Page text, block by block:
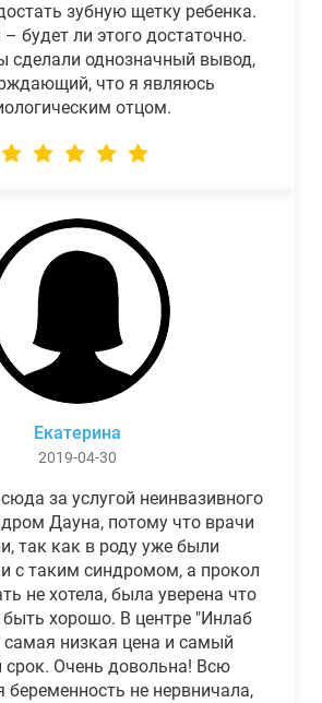
зубную щетку ребенка.
будет ли этого достаточно.
сделали однозначный вывод,
что я являюсь
отцом.
Екатерина
2019-04-30
за услугой неинвазивного
Дауна, потому что врачи
так как в роду уже были
с таким синдромом, а прокол
не хотела, была уверена что
хорошо. В центре "Инлаб
самая низкая цена и самый
срок. Очень довольна! Всю
не нервничала,